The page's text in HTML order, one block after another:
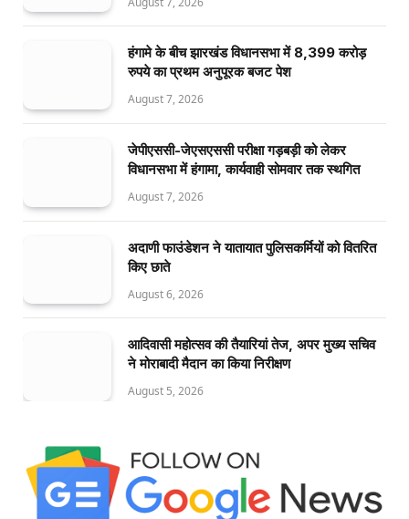
हंगामे के बीच झारखंड विधानसभा में 8,399 करोड़
रुपये का प्रथम अनुपूरक बजट पेश
August 7, 2026
जेपीएससी-जेएसएससी परीक्षा गड़बड़ी को लेकर
विधानसभा में हंगामा, कार्यवाही सोमवार तक स्थगित
August 7, 2026
अदाणी फाउंडेशन ने यातायात पुलिसकर्मियों को वितरित
किए छाते
August 6, 2026
आदिवासी महोत्सव की तैयारियां तेज, अपर मुख्य सचिव
ने मोराबादी मैदान का किया निरीक्षण
August 5, 2026